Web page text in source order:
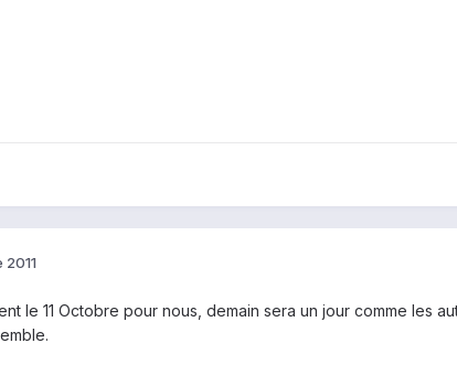
le 11 Octobre pour nous, demain sera un jour comme les